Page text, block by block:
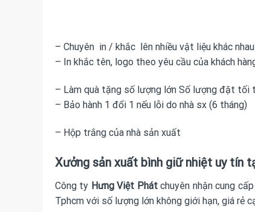
– Chuyên in / khắc lên nhiều vật liệu khác
– In khắc tên, logo theo yêu cầu của khách
– Làm quà tặng số lượng lớn Số lượng đặt tối
– Bảo hành 1 đổi 1 nếu lỗi do nhà sx (6 tháng)
– Hộp trắng của nhà sản xuất
Xưởng sản xuất bình giữ nhiệt uy tín
Công ty Hưng Việt Phátchuyên nhận cung
Tphcm với số lượng lớn không giới hạn, giá rẻ